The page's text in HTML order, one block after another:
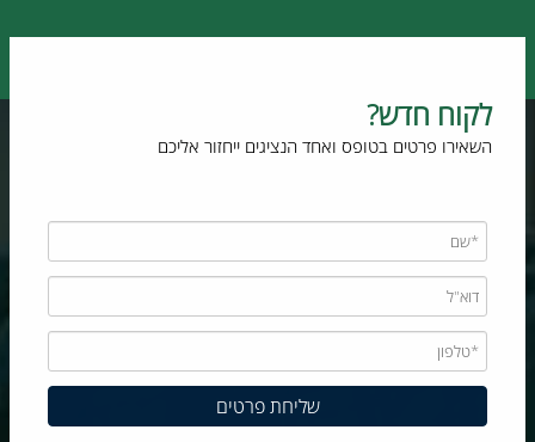
לקוח חדש?
השאירו פרטים בטופס ואחד הנציגים ייחזור אליכם